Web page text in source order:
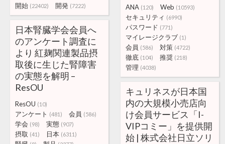
開始 (22402) 開発 (7222) ANA (120) Web (10593)
セキュリティ (6990)
パスワード (771)
マイレージクラブ (1)
会員 (586) 対策 (4722)
徹底 (104) 推奨 (218)
管理 (4038)
日本腎臓学会会員へ
のアンケート調査に
より 紅麹関連製品摂
取後に生じた腎障害
の実態を解明 –
ResOU
ResOU (10)
アンケート (481) 会員 (586)
学会 (98) 実態 (907)
摂取 (41) 日本 (6311)
キュリネスが日本国
内の大規模小売店向
け会員サービス「I-
VIPコミー」を提供開
始 | 株式会社日立ソリ